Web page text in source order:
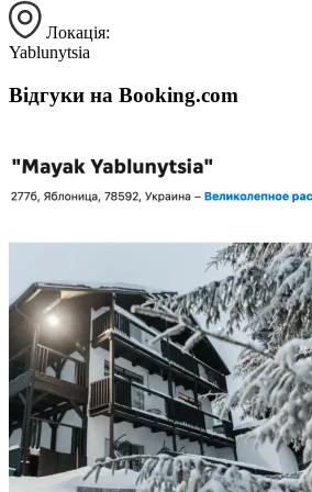
Локація:
Yablunytsia
Відгуки на Booking.com